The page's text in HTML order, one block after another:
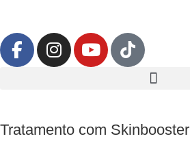
Tratamento com Skinbooster